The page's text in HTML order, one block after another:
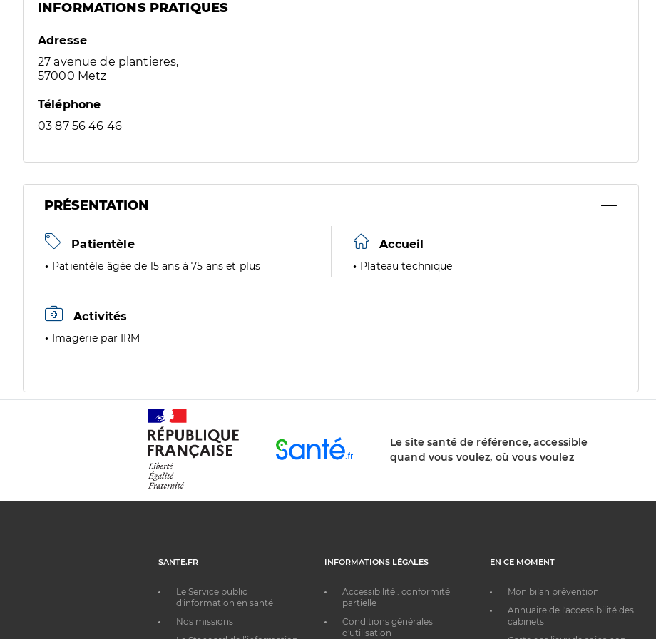
INFORMATIONS PRATIQUES
Adresse
27 avenue de plantieres,
57000 Metz
Téléphone
03 87 56 46 46
PRÉSENTATION
Patientèle
Patientèle âgée de 15 ans à 75 ans et plus
Accueil
Plateau technique
Activités
Imagerie par IRM
Le site santé de référence, accessible
quand vous voulez, où vous voulez
SANTE.FR
Le Service public
d'information en santé
Nos missions
INFORMATIONS LÉGALES
Accessibilité : conformité
partielle
Conditions générales
d'utilisation
EN CE MOMENT
Mon bilan prévention
Annuaire de l'accessibilité des
cabinets